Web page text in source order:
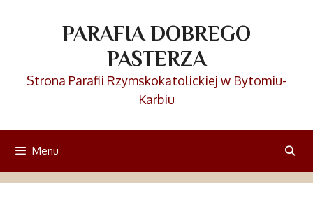
PARAFIA DOBREGO
PASTERZA
Strona Parafii Rzymskokatolickiej w Bytomiu-
Karbiu
Menu